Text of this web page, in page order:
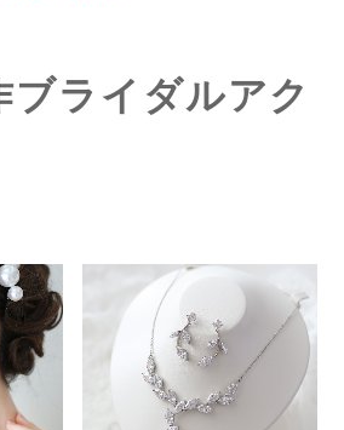
ライダルアク